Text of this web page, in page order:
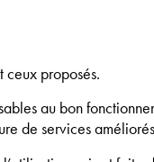
ceux proposés.
au bon
de services